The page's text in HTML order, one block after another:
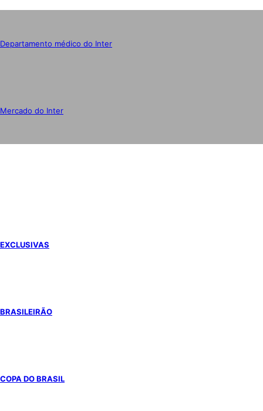
Departamento médico do Inter
Mercado do Inter
EXCLUSIVAS
BRASILEIRÃO
COPA DO BRASIL